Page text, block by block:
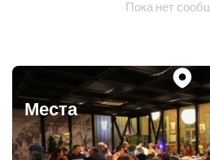
Пока нет
Места